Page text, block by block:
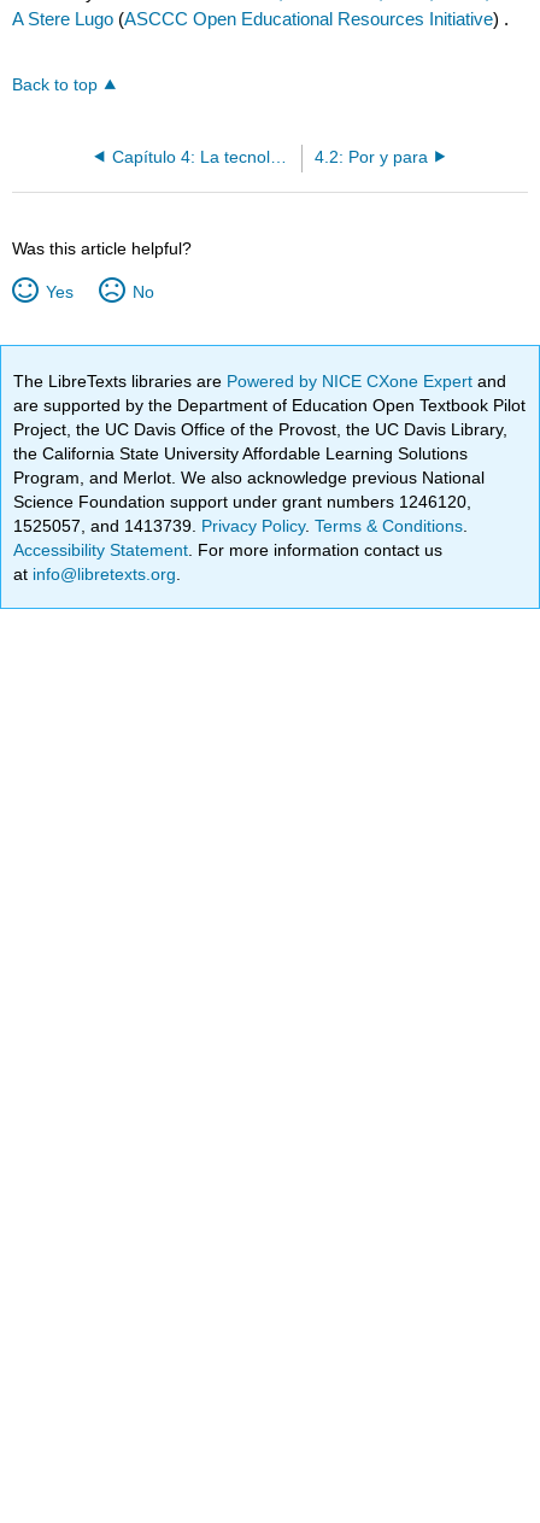
A Stere Lugo (ASCCC Open Educational Resources Initiative) .
Back to top
4.2: Por y para
Was this article helpful?
Yes No
The LibreTexts libraries are Powered by NICE CXone Expertand
are supported by the Department of Education Open Textbook Pilot
Project, the UC Davis Office of the Provost, the UC Davis Library,
the California State University Affordable Learning Solutions
Program, and Merlot. We also acknowledge previous National
Science Foundation support under grant numbers 1246120,
1525057, and 1413739. Privacy Policy.Terms & Conditions
Accessibility Statement . For more information contact us
at info@libretexts.org